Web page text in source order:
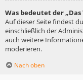
Was bedeutet der
Auf dieser Seite findest
einschließlich der
auch weitere
moderieren.
Nach oben